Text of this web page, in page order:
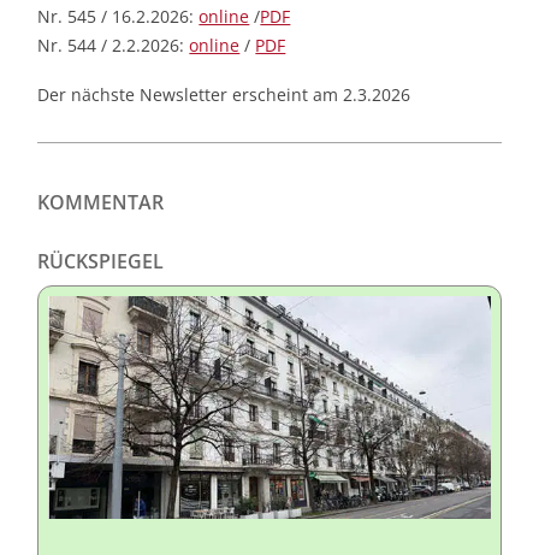
Nr. 545 / 16.2.2026:online /PDF
Nr. 544 / 2.2.2026:online / PDF
Der nächste Newsletter erscheint am 2.3.2026
KOMMENTAR
RÜCKSPIEGEL